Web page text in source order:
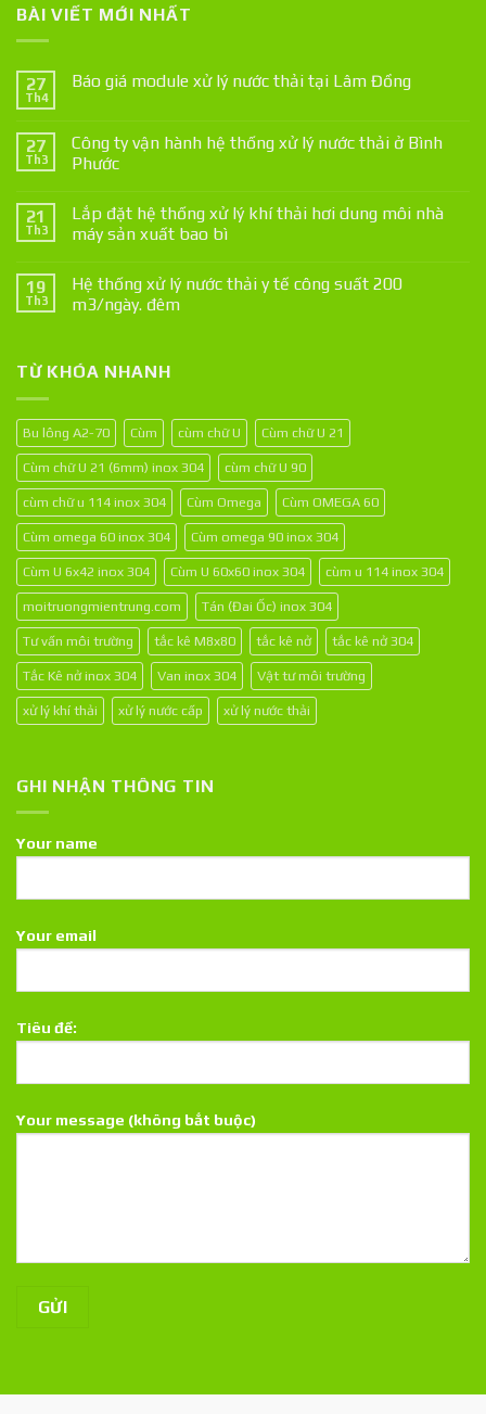
BÀI VIẾT MỚI NHẤT
27
Th4
Báo giá module xử lý nước thải tại Lâm Đồng
27
Th3
Công ty vận hành hệ thống xử lý nước thải ở Bình
Phước
21
Th3
Lắp đặt hệ thống xử lý khí thải hơi dung môi nhà
máy sản xuất bao bì
19
Th3
Hệ thống xử lý nước thải y tế công suất 200
m3/ngày. đêm
TỪ KHÓA NHANH
Bu lông A2-70 Cùm cùm chữ U Cùm chữ U 21
Cùm chữ U 21 (6mm) inox 304 cùm chữ U 90
cùm chữ u 114 inox 304 Cùm Omega Cùm OMEGA 60
Cùm omega 60 inox 304 Cùm omega 90 inox 304
Cùm U 6x42 inox 304 Cùm U 60x60 inox 304 cùm u 114 inox 304
moitruongmientrung.com Tán (Đai Ốc) inox 304
Tư vấn môi trường tắc kê M8x80 tắc kê nở tắc kê nở 304
Tắc Kê nở inox 304 Van inox 304 Vật tư môi trường
xử lý khí thải xử lý nước cấp xử lý nước thải
GHI NHẬN THÔNG TIN
Your name
Your email
Tiêu đề:
Your message (không bắt buộc)